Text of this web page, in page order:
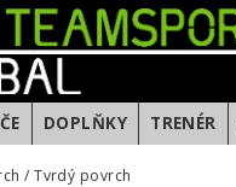
DOPLŇKY TRENÉR
/Tvrdý povrch